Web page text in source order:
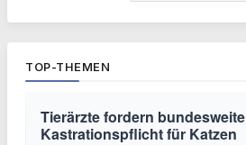
TOP-THEMEN
Tierärzte fordern bundesweite
Kastrationspflicht für Katzen